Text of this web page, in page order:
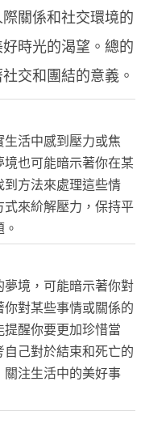
關係和社交環境的
時光的渴望。總的
交和團結的意義。
活中感到壓力或焦
也可能暗示著你在某
到方法來處理這些情
來紒解壓力，保持平
境，可能暗示著你對
對某些事情或關係的
醒你要更加珍惜當
己對於結束和死亡的
關注生活中的美好事